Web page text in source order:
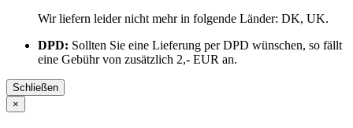
Wir liefern leider nicht mehr in folgende Länder: DK, UK.
DPD: Sollten Sie eine Lieferung per DPD wünschen, so fällt
eine Gebühr von zusätzlich 2,- EUR an.
Schließen
×